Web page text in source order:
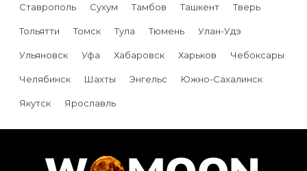
Ставрополь Сухум Тамбов Ташкент Тверь
Тольятти Томск Тула Тюмень Улан-Удэ
Ульяновск Уфа Хабаровск Харьков Чебоксары
Челябинск Шахты Энгельс Южно-Сахалинск
Якутск Ярославль